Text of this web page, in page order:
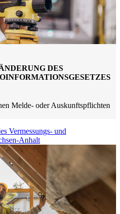
DES
Melde- oder Auskunftspflichten
Vermessungs- und
Anhalt